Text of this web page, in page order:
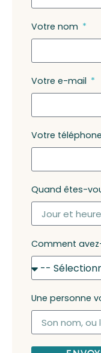
Votre nom
Votre e-mail
Votre téléphone
Quand êtes-
Comment
Une personne